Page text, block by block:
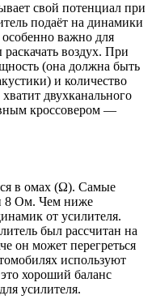
свой потенциал при
подаёт на динамики
важно для
воздух. При
(она должна быть
и количество
двухканального
кроссовером —
в омах (Ω). Самые
8 Ом. Чем ниже
от усилителя.
был рассчитан на
он может перегреться
используют
хороший баланс
усилителя.